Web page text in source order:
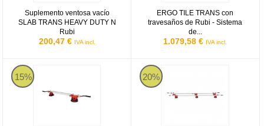
Suplemento ventosa vacío
SLAB TRANS HEAVY DUTY N
Rubi
200,47 € IVA incl.
ERGO TILE TRANS con
travesaños de Rubi - Sistema
de...
1.079,58 € IVA incl.
15%
SLAB TRANS MINI de Rubi - Sistema de Transporte para
20%
SLIM SYSTEM EASY TRANS